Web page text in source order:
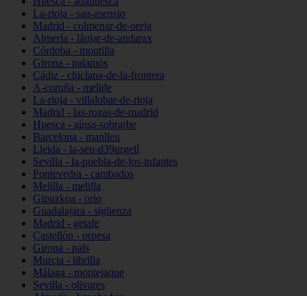
La-rioja - san-asensio
Madrid - colmenar-de-oreja
Almería - láujar-de-andarax
Córdoba - montilla
Girona - palamós
Cádiz - chiclana-de-la-frontera
A-coruña - melide
La-rioja - villalobar-de-rioja
Madrid - las-rozas-de-madrid
Huesca - aínsa-sobrarbe
Barcelona - manlleu
Lleida - la-seu-d39urgell
Sevilla - la-puebla-de-los-infantes
Pontevedra - cambados
Melilla - melilla
Gipuzkoa - orio
Guadalajara - sigüenza
Madrid - getafe
Castellón - orpesa
Girona - pals
Murcia - librilla
Málaga - montejaque
Sevilla - olivares